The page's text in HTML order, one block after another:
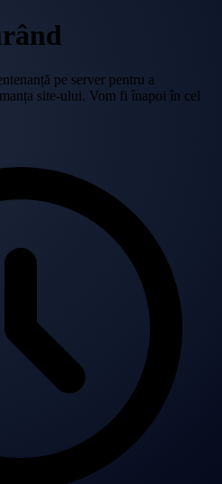
pe server pentru a
site-ului. Vom fi înapoi în cel